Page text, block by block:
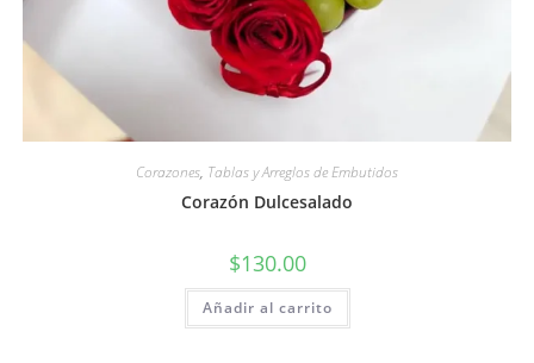
Corazones, Tablas y Arreglos de Embutidos
Corazón Dulcesalado
$130.00
Añadir al carrito